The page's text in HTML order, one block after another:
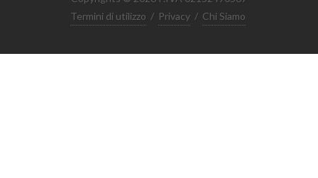
Termini di utilizzo / Privacy / Chi Siamo